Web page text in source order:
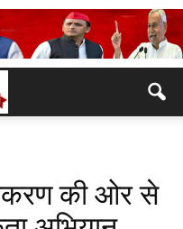
की ओर से